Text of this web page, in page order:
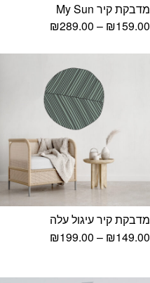
מדבקת קיר My Sun
₪159.00
–
₪289.00
מדבקת קיר עיגול עלה
₪149.00
–
₪199.00
עד